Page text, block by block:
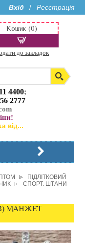
Вхід / Реєстрація
4400;
2777
від...
Кошик (0)
до закладок
ПІДЛІТКОВИЙ
СПОРТ. ШТАНИ
МАНЖЕТ